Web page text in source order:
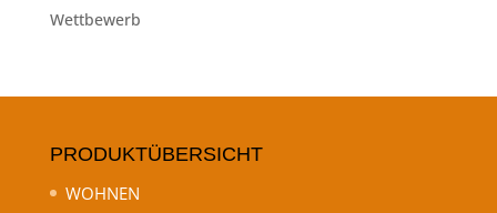
Wettbewerb
PRODUKTÜBERSICHT
WOHNEN